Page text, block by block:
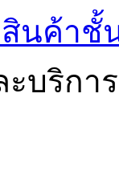
สินค้า
บริกา